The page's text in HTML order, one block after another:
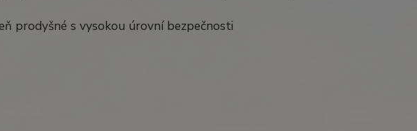
prodyšné s vysokou úrovní bezpečnosti